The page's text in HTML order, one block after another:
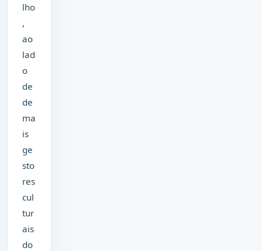
lho
,
ao
lad
o
de
de
ma
is
ge
sto
res
cul
tur
ais
do